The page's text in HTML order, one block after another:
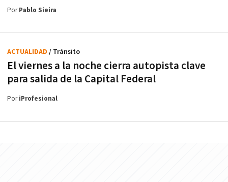
PorPablo Sieira
El viernes a la noche cierra autopista clave
para salida de la Capital Federal
ACTUALIDAD / Tránsito
PoriProfesional